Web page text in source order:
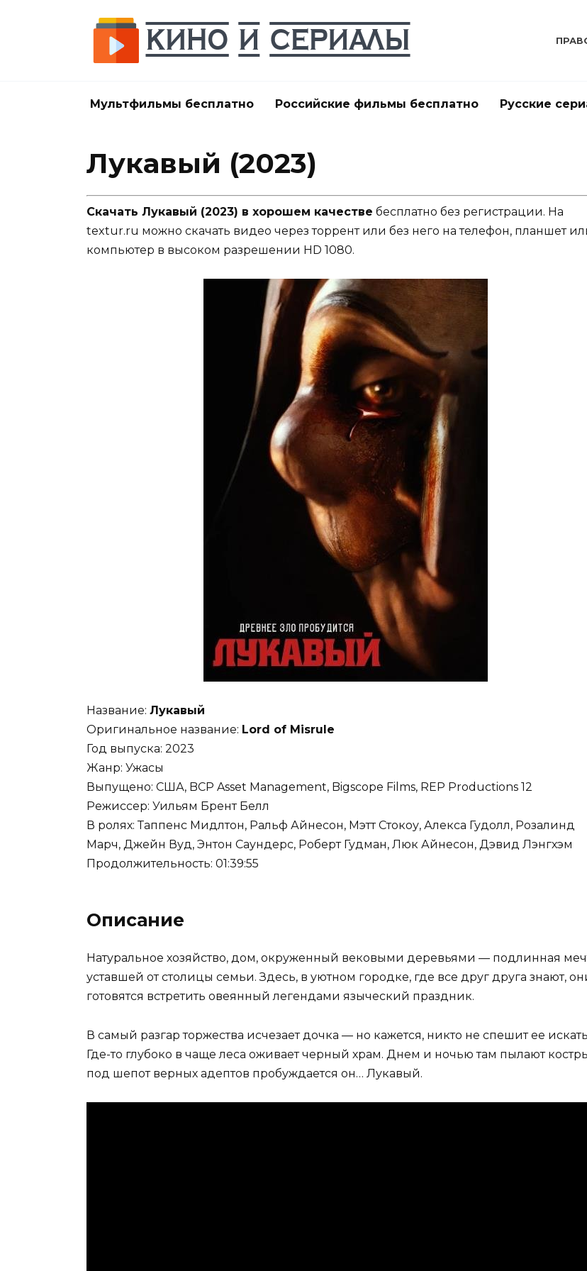
Мультфильмы бесплатно Российские фильмы бесплатно Русские
Лукавый (2023)
Скачать Лукавый (2023) в хорошем качестве бесплатно без регистрации. На
textur.ru можно скачать видео через торрент или без него на телефон, планшет
компьютер в высоком разрешении HD 1080.
Название: Лукавый
Оригинальное название: Lord of Misrule
Год выпуска: 2023
Жанр: Ужасы
Выпущено: США, BCP Asset Management, Bigscope Films, REP Productions 12
Режиссер: Уильям Брент Белл
В ролях: Таппенс Мидлтон, Ральф Айнесон, Мэтт Стокоу, Алекса Гудолл, Розалинд
Марч, Джейн Вуд, Энтон Саундерс, Роберт Гудман, Люк Айнесон, Дэвид Лэнгхэм
Продолжительность: 01:39:55
Описание
Натуральное хозяйство, дом, окруженный вековыми деревьями — подлинная
уставшей от столицы семьи. Здесь, в уютном городке, где все друг друга знают,
готовятся встретить овеянный легендами языческий праздник.
В самый разгар торжества исчезает дочка — но кажется, никто не спешит ее
Где-то глубоко в чаще леса оживает черный храм. Днем и ночью там пылают
под шепот верных адептов пробуждается он… Лукавый.